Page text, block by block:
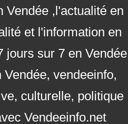
Vendée ,l'actualité en
et l'information en
jours sur 7 en Vendée
Vendée, vendeeinfo,
culturelle, politique
Vendeeinfo.net